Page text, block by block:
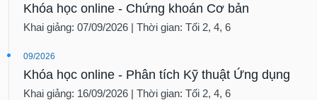
Khóa học online - Chứng khoán Cơ bản
Khai giảng: 07/09/2026 | Thời gian: Tối 2, 4, 6
09/2026
Khóa học online - Phân tích Kỹ thuật Ứng dụng
Khai giảng: 16/09/2026 | Thời gian: Tối 2, 4, 6